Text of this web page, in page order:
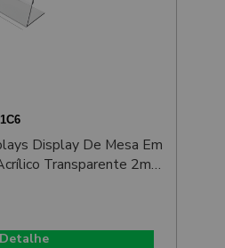
Display De Mesa Em